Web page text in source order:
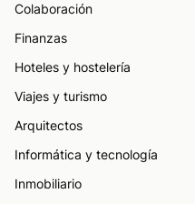
Colaboración
Finanzas
Hoteles y hostelería
Viajes y turismo
Arquitectos
Informática y tecnología
Inmobiliario